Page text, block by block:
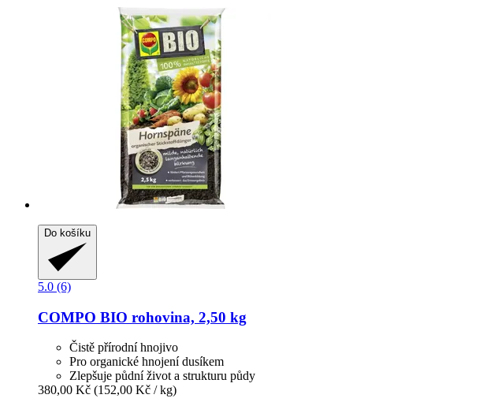
Do košíku
5.0 (6)
COMPO BIO rohovina, 2,50 kg
Čistě přírodní hnojivo
Pro organické hnojení dusíkem
Zlepšuje půdní život a strukturu půdy
380,00 Kč (152,00 Kč / kg)